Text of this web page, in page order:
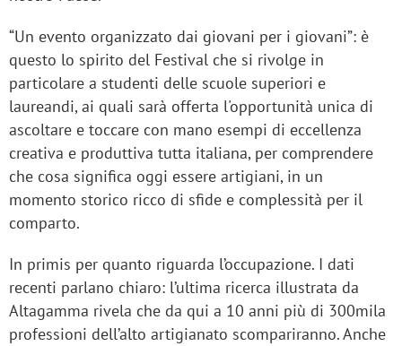
“Un evento organizzato dai giovani per i giovani”: è
questo lo spirito del Festival che si rivolge in
particolare a studenti delle scuole superiori e
laureandi, ai quali sarà offerta l'opportunità unica di
ascoltare e toccare con mano esempi di eccellenza
creativa e produttiva tutta italiana, per comprendere
che cosa significa oggi essere artigiani, in un
momento storico ricco di sfide e complessità per il
comparto.
In primis per quanto riguarda l’occupazione. I dati
recenti parlano chiaro: l’ultima ricerca illustrata da
Altagamma rivela che da qui a 10 anni più di 300mila
professioni dell’alto artigianato scompariranno. Anche